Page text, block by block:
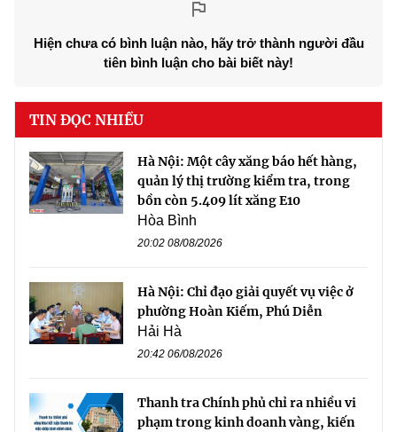
Hiện chưa có bình luận nào, hãy trở thành người đầu
tiên bình luận cho bài biết này!
TIN ĐỌC NHIỀU
Hà Nội: Một cây xăng báo hết hàng,
quản lý thị trường kiểm tra, trong
bồn còn 5.409 lít xăng E10
Hòa Bình
20:02 08/08/2026
Hà Nội: Chỉ đạo giải quyết vụ việc ở
phường Hoàn Kiếm, Phú Diễn
Hải Hà
20:42 06/08/2026
Thanh tra Chính phủ chỉ ra nhiều vi
phạm trong kinh doanh vàng, kiến